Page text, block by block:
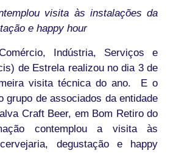
visita às instalações da
e happy hour
Indústria, Serviços e
de Estrela realizou no dia 3 de
visita técnica do ano. E o
grupo de associados da entidade
Craft Beer, em Bom Retiro do
contemplou a visita às
degustação e happy